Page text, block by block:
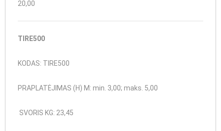
20,00
TIRE500
KODAS: TIRE500
PRAPLATĖJIMAS (H) M: min. 3,00; maks. 5,00
SVORIS KG: 23,45